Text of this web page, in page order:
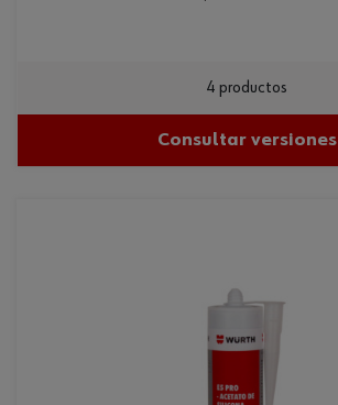
4 productos
Consultar versiones